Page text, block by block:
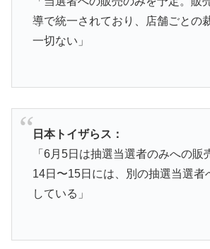
導で統一されており、店舗ごとの
一切ない」
日本トイザらス：
「6月5日は抽選当選者のみへの販
14日〜15日には、別の抽選当選者
している」